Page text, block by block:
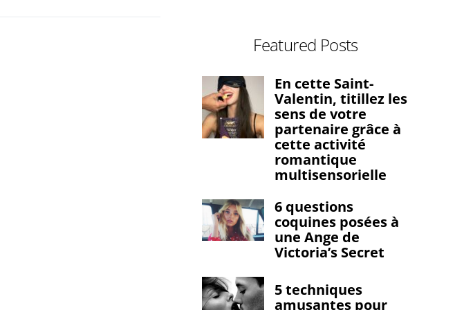
Featured Posts
En cette Saint-
Valentin, titillez les
sens de votre
partenaire grâce à
cette activité
romantique
multisensorielle
6 questions
coquines posées à
une Ange de
Victoria’s Secret
5 techniques
amusantes pour